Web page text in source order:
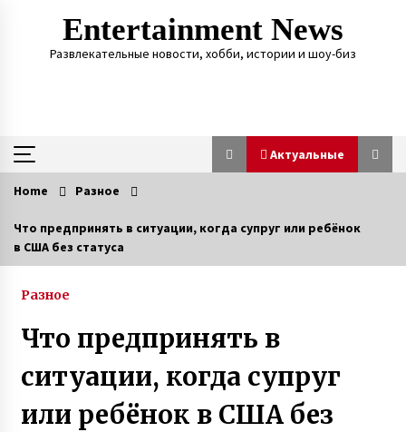
Entertainment News
Развлекательные новости, хобби, истории и шоу-биз
Актуальные
Актуальные
«Фото Ивана на фронте увидела в списке
друзей у кого-то в Facebook. Местность
показалась мне знакомой. И я написала ему»
3 года ago
Home Разное
Что предпринять в ситуации, когда супруг или ребёнок
в США без статуса
Разное
Что предпринять в
ситуации, когда супруг
или ребёнок в США без